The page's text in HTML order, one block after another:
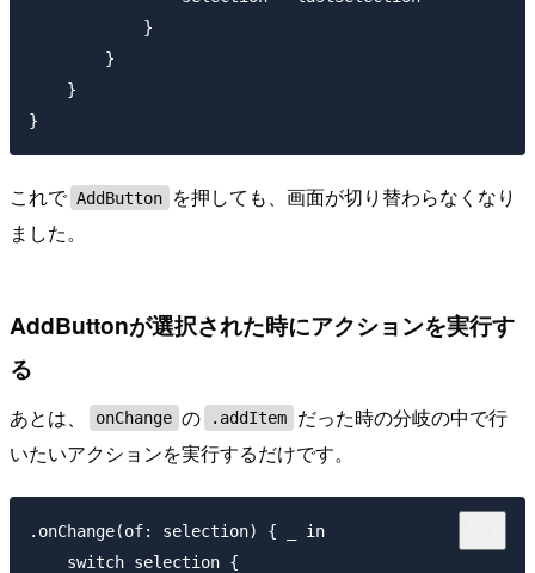
            }
        }
    }
これで AddButton
を押しても、画面が切り替わらなくなり
ました。
AddButtonが選択された時にアクションを実行す
る
あとは、 onChange の .addItem
だった時の分岐の中で行
いたいアクションを実行するだけです。
.onChange(of: selection) { _ in
    switch selection {